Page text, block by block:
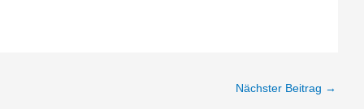
Nächster Beitrag →